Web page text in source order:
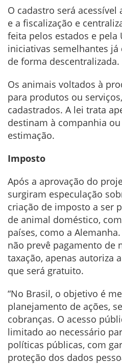
O cadastro será
e a fiscalização e
feita pelos estados e pela
iniciativas semelhantes
de forma descentralizada.
Os animais voltados à
para produtos ou
cadastrados. A lei trata
destinam à companhia
estimação.
Imposto
Após a aprovação do
surgiram especulação
criação de imposto a ser
de animal doméstico,
países, como a
não prevê pagamento de
taxação, apenas autoriza
que será gratuito.
“No Brasil, o objetivo é
planejamento de ações,
cobranças. O acesso
limitado ao necessário
políticas públicas, com
proteção dos dados